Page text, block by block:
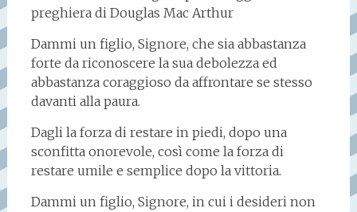
preghiera di Douglas Mac Arthur
Dammi un figlio, Signore, che sia abbastanza
forte da riconoscere la sua debolezza ed
abbastanza coraggioso da affrontare se stesso
davanti alla paura.
Dagli la forza di restare in piedi, dopo una
sconfitta onorevole, così come la forza di
restare umile e semplice dopo la vittoria.
Dammi un figlio, Signore, in cui i desideri non